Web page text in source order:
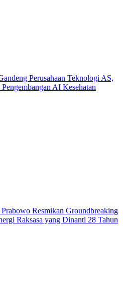
Perusahaan Teknologi AS,
AI Kesehatan
Prabowo Resmikan Groundbreaking
Raksasa yang Dinanti 28 Tahun